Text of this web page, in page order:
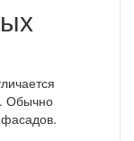
Обычно